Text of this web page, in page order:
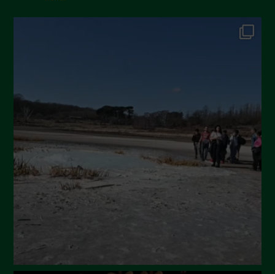
Gennaio 2025
Settembre 2024
Luglio 2024
Maggio 2024
Aprile 2024
Marzo 2024
Febbraio 2024